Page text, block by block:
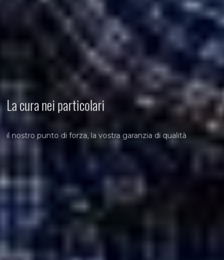
La cura nei particolari
il nostro punto di forza, la vostra garanzia di qualità